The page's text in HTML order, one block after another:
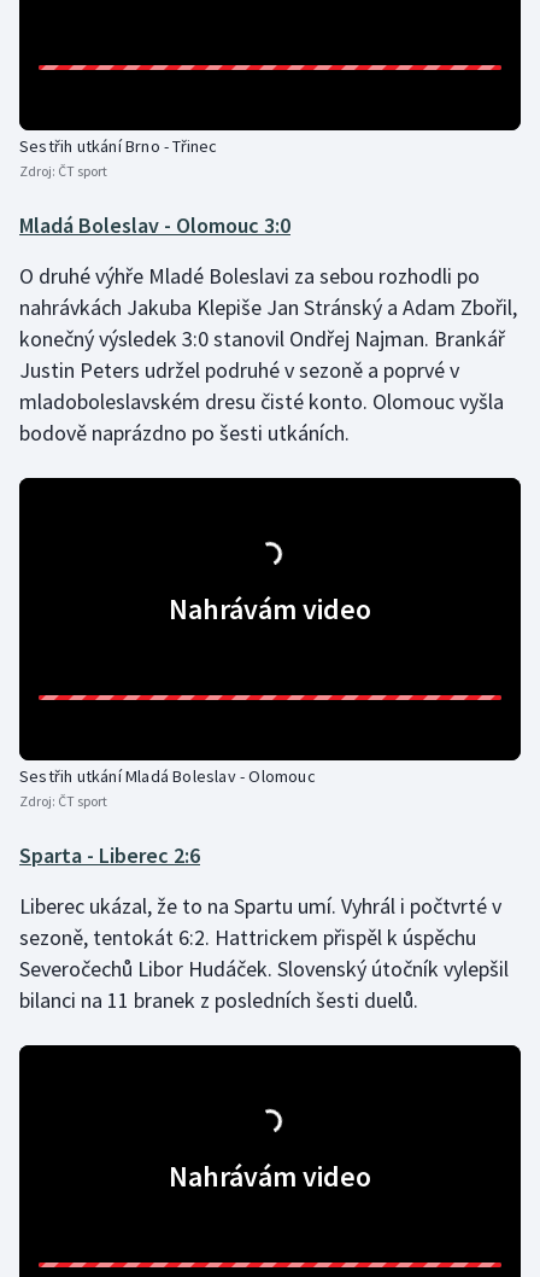
Sestřih utkání Brno - Třinec
Zdroj: ČT sport
Mladá Boleslav - Olomouc 3:0
O druhé výhře Mladé Boleslavi za sebou rozhodli po
nahrávkách Jakuba Klepiše Jan Stránský a Adam Zbořil,
konečný výsledek 3:0 stanovil Ondřej Najman. Brankář
Justin Peters udržel podruhé v sezoně a poprvé v
mladoboleslavském dresu čisté konto. Olomouc vyšla
bodově naprázdno po šesti utkáních.
Nahrávám video
Sestřih utkání Mladá Boleslav - Olomouc
Zdroj: ČT sport
Sparta - Liberec 2:6
Liberec ukázal, že to na Spartu umí. Vyhrál i počtvrté v
sezoně, tentokát 6:2. Hattrickem přispěl k úspěchu
Severočechů Libor Hudáček. Slovenský útočník vylepšil
bilanci na 11 branek z posledních šesti duelů.
Nahrávám video